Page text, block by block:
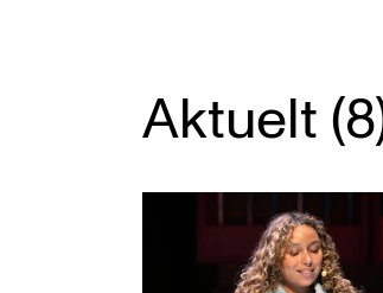
UTVIKLINGSARBEID
Om FoU på NMH
Aktuelt